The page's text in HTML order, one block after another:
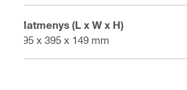
Matmenys (L x W x H)
495 x 395 x 149 mm